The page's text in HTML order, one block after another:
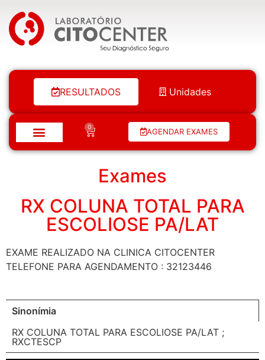
Laboratório Citocenter
RESULTADOS Unidades
0 AGENDAR EXAMES
Exames
RX COLUNA TOTAL PARA
ESCOLIOSE PA/LAT
EXAME REALIZADO NA CLINICA CITOCENTER
TELEFONE PARA AGENDAMENTO : 32123446
Sinonímia
RX COLUNA TOTAL PARA ESCOLIOSE PA/LAT ;
RXCTESCP